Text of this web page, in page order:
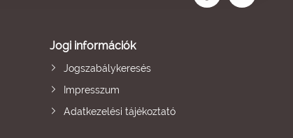
Jogi információk
Jogszabálykeresés
Impresszum
Adatkezelési tájékoztató